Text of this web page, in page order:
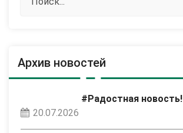
Архив новостей
#Радостная новость!
20.07.2026